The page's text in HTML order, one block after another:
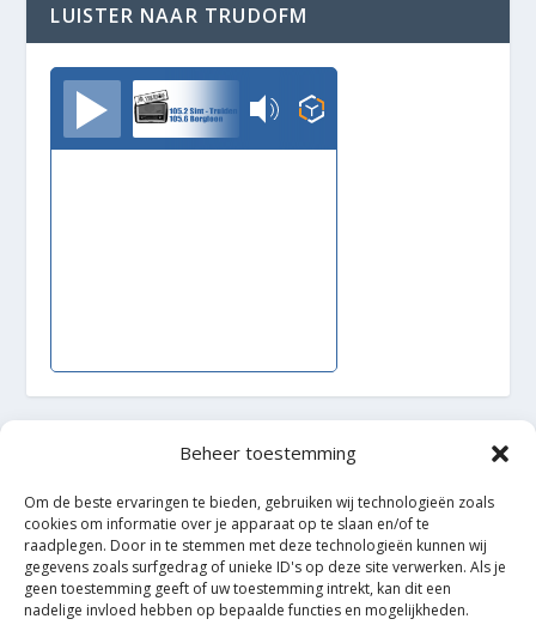
Beheer toestemming
Om de beste ervaringen te bieden, gebruiken wij technologieën zoals
cookies om informatie over je apparaat op te slaan en/of te
raadplegen. Door in te stemmen met deze technologieën kunnen wij
gegevens zoals surfgedrag of unieke ID's op deze site verwerken. Als je
geen toestemming geeft of uw toestemming intrekt, kan dit een
nadelige invloed hebben op bepaalde functies en mogelijkheden.
LUISTER NAAR TRUDOFM
TrudoFM
WordPress